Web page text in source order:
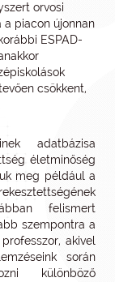
orvosi
a piacon újonnan
ESPAD-
csökkent,
adatbázisa
életminőség
meg például a
felismert
szempontra a
akivel
során
különböző